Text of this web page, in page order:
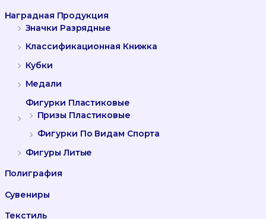
:Наградная Продукция
Значки Разрядные
Классификационная Книжка
Кубки
Медали
Фигурки Пластиковые
Призы Пластиковые
Фигурки По Видам Спорта
Фигуры Литые
Полиграфия
Сувениры
Текстиль